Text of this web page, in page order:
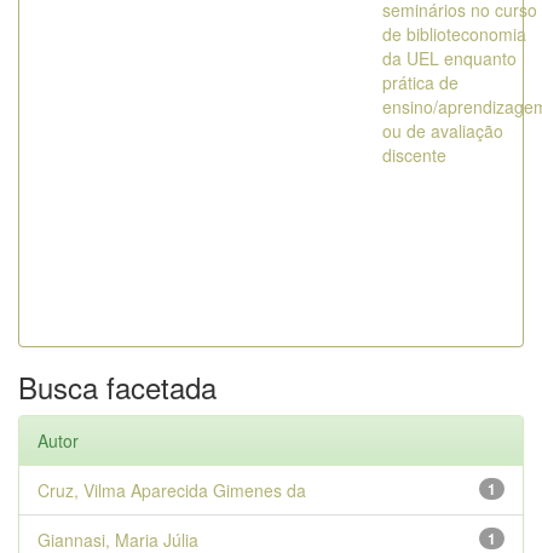
seminários no curso
de biblioteconomia
da UEL enquanto
prática de
ensino/
ou de avaliação
discente
Busca facetada
Autor
1
Cruz, Vilma Aparecida Gimenes da
1
Giannasi, Maria Júlia